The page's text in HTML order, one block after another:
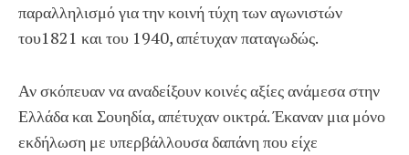
παραλληλισμό για την κοινή τύχη των αγωνιστών
του1821 και του 1940, απέτυχαν παταγωδώς.
Αν σκόπευαν να αναδείξουν κοινές αξίες ανάμεσα στην
Ελλάδα και Σουηδία, απέτυχαν οικτρά. Έκαναν μια μόνο
εκδήλωση με υπερβάλλουσα δαπάνη που είχε